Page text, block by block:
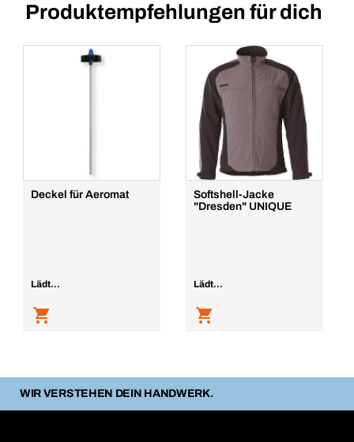
Produktempfehlungen für dich
Deckel für Aeromat
Lädt...
Softshell-Jacke
"Dresden" UNIQUE
Lädt...
WIR VERSTEHEN DEIN HANDWERK.